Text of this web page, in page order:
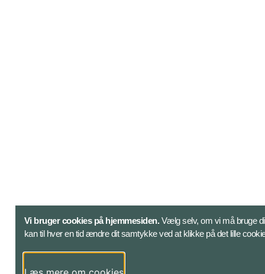
Vi bruger cookies på hjemmesiden.Vælg selv, om vi må bruge
kan til hver en tid ændre dit samtykke ved at klikke på det lille